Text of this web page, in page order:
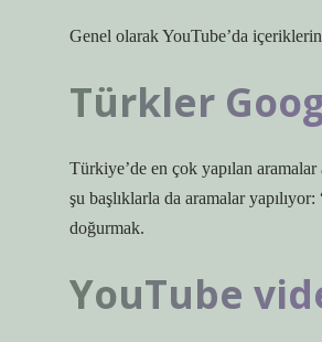
Genel olarak YouTube’da içeriklerin
Türkler
Türkiye’de en çok yapılan
şu başlıklarla da aramalar
doğurmak.
YouTube